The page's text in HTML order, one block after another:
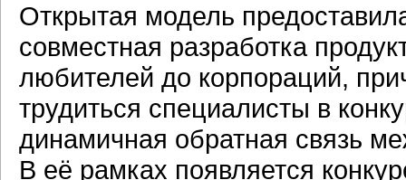
Открытая модель
совместная разработка
любителей до корпораций,
трудиться специалисты в
динамичная обратная связь
В её рамках появляется